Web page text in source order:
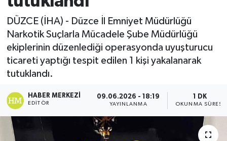
DÜZCE (İHA) - Düzce İl Emniyet Müdürlüğü
Narkotik Suçlarla Mücadele Şube Müdürlüğü
ekiplerinin düzenlediği operasyonda uyuşturucu
ticareti yaptığı tespit edilen 1 kişi yakalanarak
tutuklandı.
HABER MERKEZI
EDITÖR
09.06.2026 - 18:19
YAYINLANMA
1 DK
OKUNMA SÜRESI
Ekonomi
Sağlık
Tokat Haber